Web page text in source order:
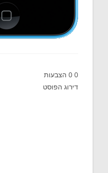
0
0 הצבעות
דירוג הפוסט